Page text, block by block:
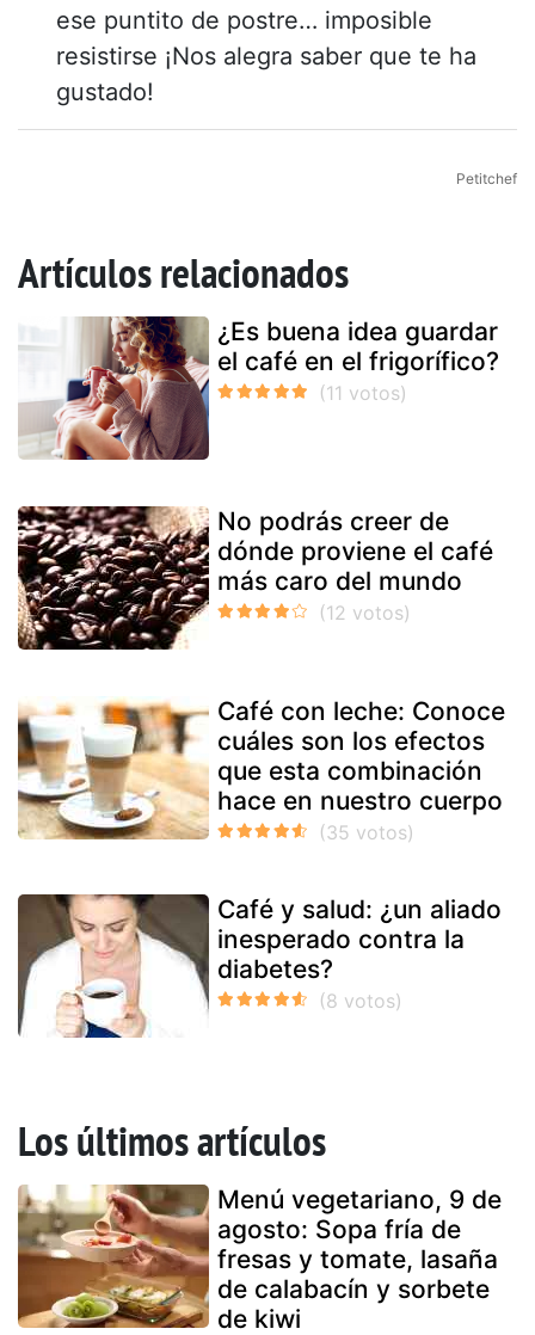
ese puntito de postre… imposible
resistirse ¡Nos alegra saber que te ha
gustado!
Petitchef
Artículos relacionados
¿Es buena idea guardar
el café en el frigorífico?
No podrás creer de
dónde proviene el café
más caro del mundo
Café con leche: Conoce
cuáles son los efectos
que esta combinación
hace en nuestro cuerpo
Café y salud: ¿un aliado
inesperado contra la
diabetes?
Los últimos artículos
Menú vegetariano, 9 de
agosto: Sopa fría de
fresas y tomate, lasaña
de calabacín y sorbete
de kiwi